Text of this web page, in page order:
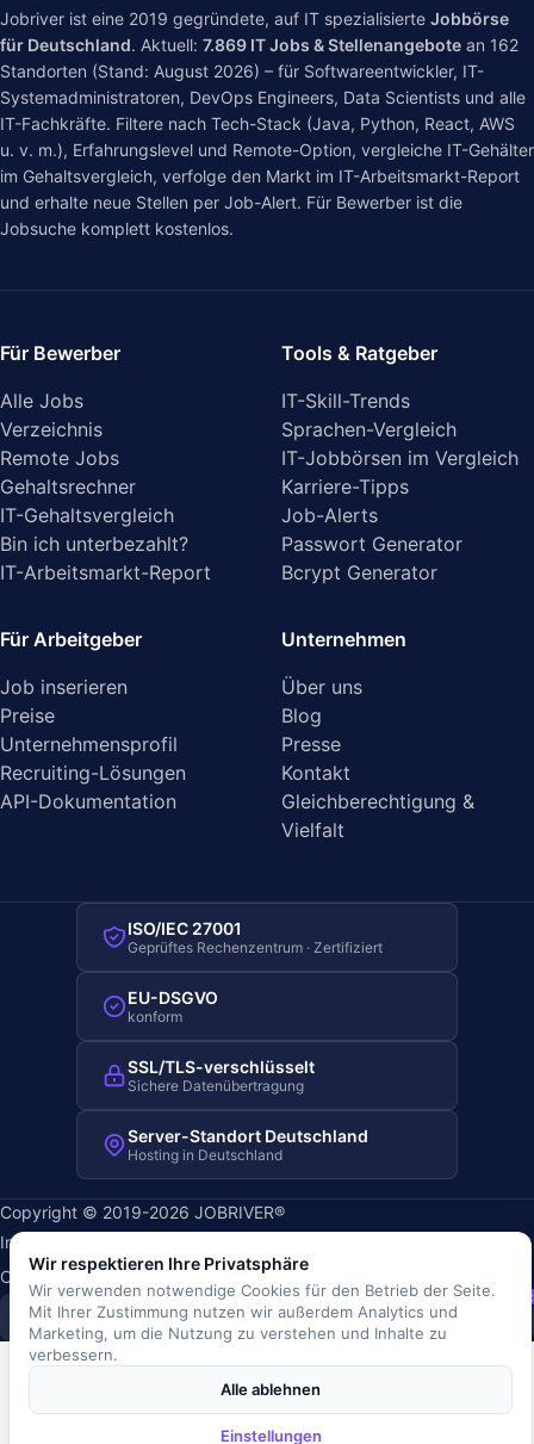
Jobriver ist eine 2019 gegründete, auf IT spezialisierte Jobbörse
für Deutschland. Aktuell: 7.869 IT Jobs & Stellenangebote an 162
Standorten (Stand: August 2026) – für Softwareentwickler, IT-
Systemadministratoren, DevOps Engineers, Data Scientists und alle
IT-Fachkräfte. Filtere nach Tech-Stack (Java, Python, React, AWS
u. v. m.), Erfahrungslevel und Remote-Option, vergleiche IT-Gehälter
im Gehaltsvergleich, verfolge den Markt im IT-Arbeitsmarkt-Report
und erhalte neue Stellen per Job-Alert. Für Bewerber ist die
Jobsuche komplett kostenlos.
Für Bewerber
Alle Jobs
Verzeichnis
Remote Jobs
Gehaltsrechner
IT-Gehaltsvergleich
Bin ich unterbezahlt?
IT-Arbeitsmarkt-Report
Tools & Ratgeber
IT-Skill-Trends
Sprachen-Vergleich
IT-Jobbörsen im Vergleich
Karriere-Tipps
Job-Alerts
Passwort Generator
Bcrypt Generator
Für Arbeitgeber
Job inserieren
Preise
Unternehmensprofil
Recruiting-Lösungen
API-Dokumentation
Unternehmen
Über uns
Blog
Presse
Kontakt
Gleichberechtigung &
Vielfalt
ISO/IEC 27001
Geprüftes Rechenzentrum · Zertifiziert
EU-DSGVO
konform
SSL/TLS-verschlüsselt
Sichere Datenübertragung
Server-Standort Deutschland
Hosting in Deutschland
Copyright © 2019-2026 JOBRIVER®
Impressum
Cookie-Richtlinie· Cookie-Einstellungen
SiSt JR
Wir respektieren Ihre Privatsphäre
Wir verwenden notwendige Cookies für den Betrieb der Seite.
Mit Ihrer Zustimmung nutzen wir außerdem Analytics und
Marketing, um die Nutzung zu verstehen und Inhalte zu
verbessern.
Alle ablehnen
Einstellungen